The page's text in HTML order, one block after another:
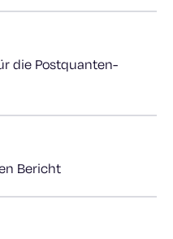
die Postquanten-
Bericht